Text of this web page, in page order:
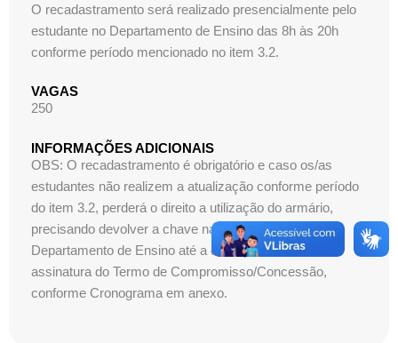
O recadastramento será realizado presencialmente pelo
estudante no Departamento de Ensino das 8h às 20h
conforme período mencionado no item 3.2.
VAGAS
250
INFORMAÇÕES ADICIONAIS
OBS: O recadastramento é obrigatório e caso os/as
estudantes não realizem a atualização conforme período
do item 3.2, perderá o direito a utilização do armário,
precisando devolver a chave na recepção do
Departamento de Ensino até a data que antecede a
assinatura do Termo de Compromisso/Concessão,
conforme Cronograma em anexo.